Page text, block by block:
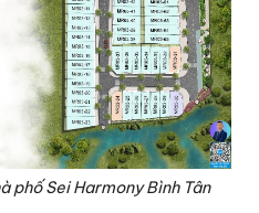
phố Sei Harmony Bình Tân